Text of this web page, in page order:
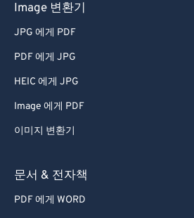
Image 변환기
JPG 에게 PDF
PDF 에게 JPG
HEIC 에게 JPG
Image 에게 PDF
이미지 변환기
문서 & 전자책
PDF 에게 WORD